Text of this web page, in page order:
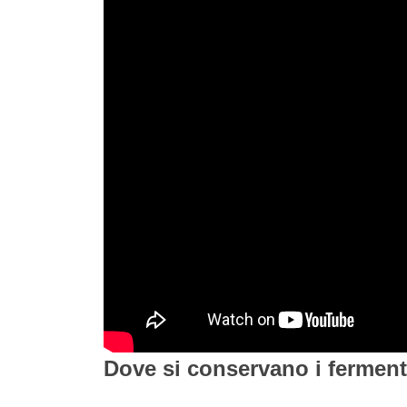
Dove si conservano i